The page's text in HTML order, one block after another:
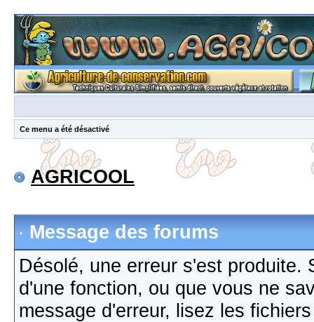
Ce menu a été désactivé
AGRICOOL
Message des forums
Désolé, une erreur s'est produite.
d'une fonction, ou que vous ne
message d'erreur, lisez les